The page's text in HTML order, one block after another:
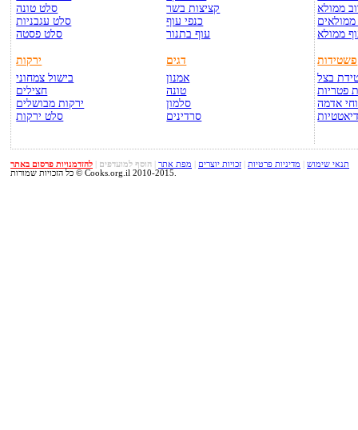
סלט טונה
סלט עגבניות
סלט פסטה
ירקות
בישול צמחוני
חצילים
ירקות מבושלים
סלט ירקות
קציצות בשר
כנפי עוף
עוף בתנור
דגים
אמנון
טונה
סלמון
סרדינים
ממולא
ממולא
פשטידות
בצל
פטריות
אדמה
תנאי שימוש מדיניות פרטיות זכויות יוצרים מפת אתר הוסף למועדפים
להזדמנויות פרסום באתר
כל הזכויות שמורות © Cooks.org.il 2010-2015.